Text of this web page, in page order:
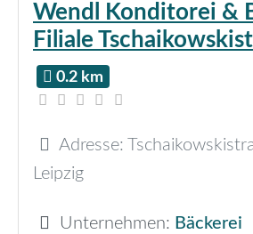
Wendl Konditorei &
Filiale
0.2 km
Adresse:
Leipzig
Unternehmen: Bäckerei